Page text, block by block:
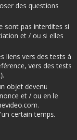
des questions
sont pas interdites si
et / ou si elles
liens vers des tests à
vers des tests
objet devenu
et / ou en le
certain temps.